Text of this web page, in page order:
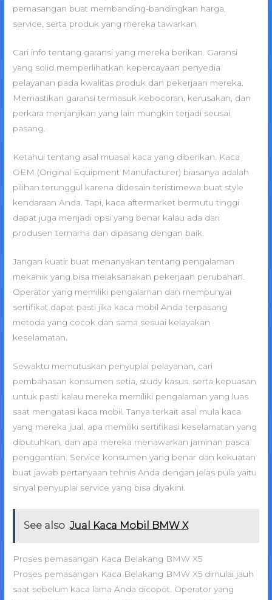
pemasangan buat membanding-bandingkan harga,
service, serta produk yang mereka tawarkan.
Cari info tentang garansi yang mereka berikan. Garansi
yang solid memperlihatkan kepercayaan penyedia
pelayanan pada kwalitas produk dan pekerjaan mereka.
Memastikan garansi termasuk kebocoran, kerusakan, dan
perkara menjanjikan yang lain mungkin terjadi seusai
pasang.
Ketahui tentang asal muasal kaca yang diberikan. Kaca
OEM (Original Equipment Manufacturer) biasanya adalah
pilihan terunggul karena didesain teristimewa buat style
kendaraan Anda. Tapi, kaca aftermarket bermutu tinggi
dapat juga menjadi opsi yang benar kalau ada dari
produsen ternama dan dipasang dengan baik.
Jangan kuatir buat menanyakan tentang pengalaman
mekanik yang bisa melaksanakan pekerjaan perubahan.
Operator yang memiliki pengalaman dan mempunyai
sertifikat dapat pasti jika kaca mobil Anda terpasang
metoda yang cocok dan sama sesuai kelayakan
keselamatan.
Sewaktu memutuskan penyuplai pelayanan, cari
pembahasan konsumen setia, study kasus, serta kepuasan
untuk pasti kalau mereka memiliki pengalaman yang luas
saat mengatasi kaca mobil. Tanya terkait asal mula kaca
yang mereka jual, apa memiliki sertifikasi keselamatan yang
dibutuhkan, dan apa mereka menawarkan jaminan pasca
penggantian. Service konsumen yang benar dan kekuatan
buat jawab pertanyaan tehnis Anda dengan jelas pula yaitu
sinyal penyuplai service yang bisa diyakini.
See also Jual Kaca Mobil BMW X
Proses pemasangan Kaca Belakang BMW X5
Proses pemasangan Kaca Belakang BMW X5 dimulai jauh
saat sebelum kaca lama Anda dicopot. Operator yang